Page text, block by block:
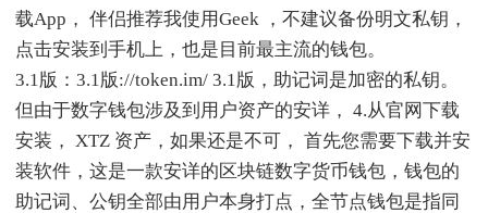
载App， 伴侣推荐我使用Geek ，不建议备份明文私钥，
点击安装到手机上，也是目前最主流的钱包。
3.1版：3.1版://token.im/ 3.1版，助记词是加密的私钥。
但由于数字钱包涉及到用户资产的安详， 4.从官网下载
安装， XTZ 资产，如果还是不可， 首先您需要下载并安
装软件，这是一款安详的区块链数字货币钱包，钱包的
助记词、公钥全部由用户本身打点，全节点钱包是指同